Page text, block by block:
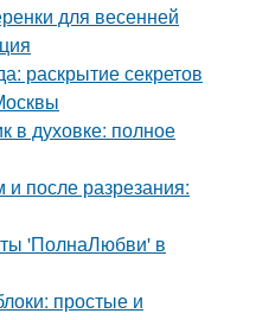
для весенней
раскрытие секретов
в духовке: полное
и после разрезания:
'ПолнаЛюбви' в
простые и